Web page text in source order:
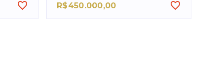
R$450.000,00